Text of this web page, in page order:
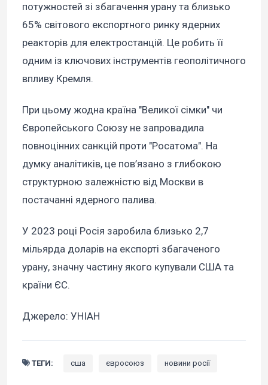
потужностей зі збагачення урану та близько
65% світового експортного ринку ядерних
реакторів для електростанцій. Це робить її
одним із ключових інструментів геополітичного
впливу Кремля.
При цьому жодна країна "Великої сімки" чи
Європейського Союзу не запровадила
повноцінних санкцій проти "Росатома". На
думку аналітиків, це пов’язано з глибокою
структурною залежністю від Москви в
постачанні ядерного палива.
У 2023 році Росія заробила близько 2,7
мільярда доларів на експорті збагаченого
урану, значну частину якого купували США та
країни ЄС.
Джерело: УНІАН
ТЕГИ: сша євросоюз новини росії